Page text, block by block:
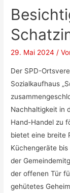
29. Mai 2024 /
Der SPD-
Sozialkaufhaus
Nachhaltigkeit in
Hand-Handel zu
bietet eine breite
Küchengeräte
der
der offenen Tür
gehütetes